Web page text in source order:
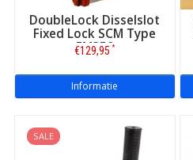
DoubleLock Disselslot
Fixed Lock SCM Type
EM350
€129,95 *
Informatie
SALE